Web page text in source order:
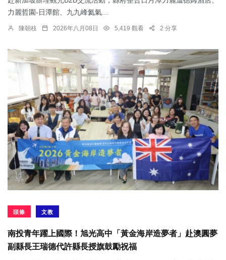
力麗哲園-日潭館、九九峰氦氣...
陳朝枝 2026年八月08日 5,419 觀看 2 分享
頭條 文教
南投青年躍上國際！旭光高中「黃金海岸造夢者」赴澳圓夢
副縣長王瑞德代許縣長授旗鼓勵祝福